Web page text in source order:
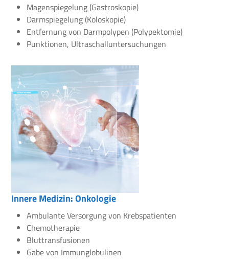
Magenspiegelung (Gastroskopie)
Darmspiegelung (Koloskopie)
Entfernung von Darmpolypen (Polypektomie)
Punktionen, Ultraschalluntersuchungen
Innere Medizin: Onkologie
Ambulante Versorgung von Krebspatienten
Chemotherapie
Bluttransfusionen
Gabe von Immunglobulinen